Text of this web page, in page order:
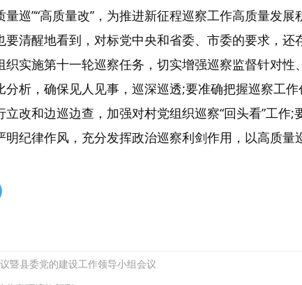
量巡”“高质量改”，为推进新征程巡察工作高质量发
清醒地看到，对标党中央和省委、市委的要求，还
织实施第十一轮巡察任务，切实增强巡察监督针对
析，确保见人见事，巡深巡透;要准确把握巡察工
改和边巡边查，加强对村党组织巡察“回头看”工
纪律作风，充分发挥政治巡察利剑作用，以高质量
暨县委党的建设工作领导小组会议